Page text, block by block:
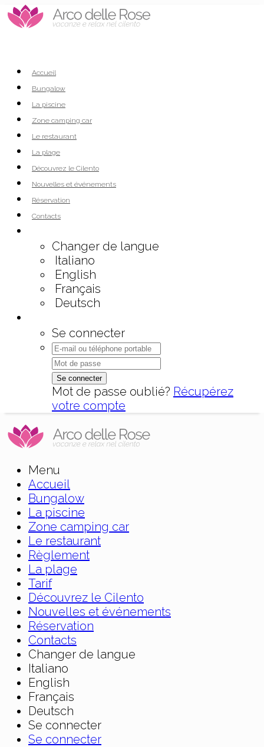
Accueil
Bungalow
La piscine
Zone camping car
Le restaurant
La plage
Découvrez le Cilento
Nouvelles et événements
Réservation
Contacts
Changer de langue
Italiano
English
Français
Deutsch
Se connecter
Se connecter
Mot de passe oublié? Récupérez
votre compte
Menu
Accueil
Bungalow
La piscine
Zone camping car
Le restaurant
Règlement
La plage
Tarif
Découvrez le Cilento
Nouvelles et événements
Réservation
Contacts
Changer de langue
Italiano
English
Français
Deutsch
Se connecter
Se connecter